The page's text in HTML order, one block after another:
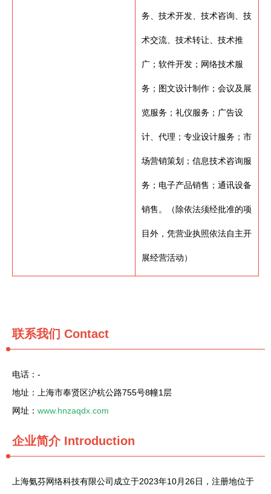
务、技术开发、技术咨询、技
术交流、技术转让、技术推
广；软件开发；网络技术服
务；图文设计制作；会议及展
览服务；礼仪服务；广告设
计、代理；专业设计服务；市
场营销策划；信息技术咨询服
务；电子产品销售；通讯设备
销售。（除依法须经批准的项
目外，凭营业执照依法自主开
展经营活动）
联系我们 Contact
电话：-
地址：上海市奉贤区沪杭公路755号8幢1层
网址： www.hnzaqdx.com
企业简介Introduction
上海氨芬网络科技有限公司成立于2023年10月26日，注册地位于